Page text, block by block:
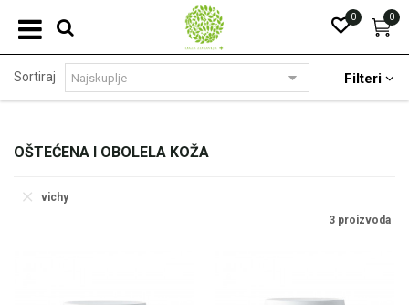
0
0
OŠTEĆENA I OBOLELA KOŽA
Sortiraj Filteri
vichy
3 proizvoda